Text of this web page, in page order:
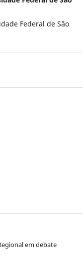
Federal de São
em debate